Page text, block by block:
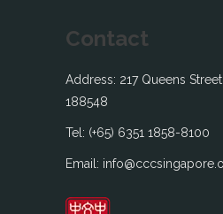
Contact
Address: 217 Queens
188548
Tel: (+65) 6351 1858-8100
Email: